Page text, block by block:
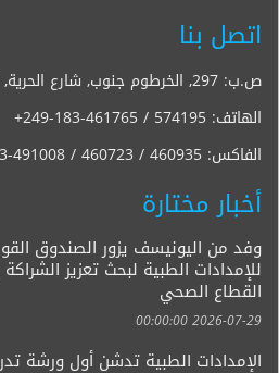
اتصل بنا
ص.ب: 297, الخرطوم جنوب, شارع الحرية, الخرطوم, السودان
الهاتف: +249-183-461765 / 574195
الفاكس: 491008 / 460723 / 460935
أخبار مختارة
وفد من اليونيسف يزور الصندوق
للإمدادات الطبية لبحث تعزيز
القطاع الصحي
2026-07-29 00:00:00
الإمدادات الطبية تدشن أول ورشة